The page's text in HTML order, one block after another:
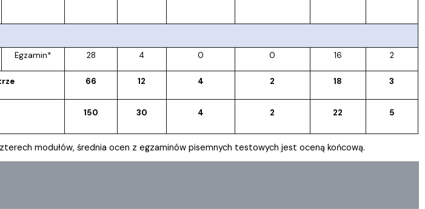
Egzamin* 28 4 0 0 16 2
66 12 4 2 18 3
150 30 4 2 22 5
modułów, średnia ocen z egzaminów pisemnych testowych jest oceną końcową.